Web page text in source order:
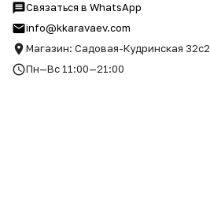
Связаться в WhatsApp
info@kkaravaev.com
Магазин: Садовая-Кудринская 32с2
Пн—Вс 11:00—21:00